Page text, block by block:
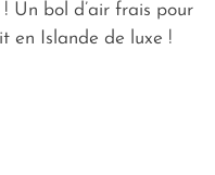
Un bol d’air frais pour
en Islande de luxe !